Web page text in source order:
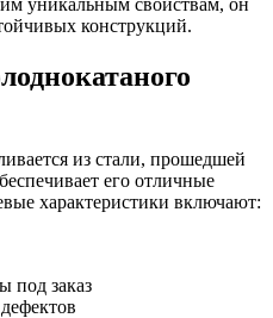
конструкций.
из стали, прошедшей
его отличные
характеристики включают:
под заказ